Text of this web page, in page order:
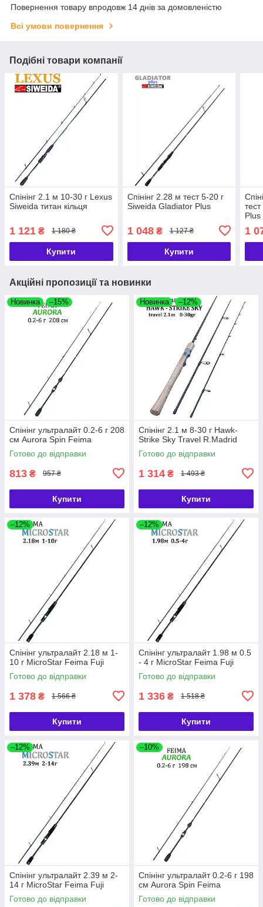
Повернення товару впродовж 14 днів за домовленістю
Всі умови повернення
Подібні товари компанії
Спінінг 2.1 м 10-30 г Lexus
Siweida титан кільця
1 121 ₴ 1 180 ₴
Купити
Спінінг 2.28 м тест 5-20 г
Siweida Gladiator Plus
1 048₴ 1 127 ₴
Купити
Plus
1
Акційні пропозиції та новинки
Новинка –15%
Спінінг ультралайт 0.2-6 г 208
см Aurora Spin Feima
Готово до відправки
813 ₴ 957 ₴
Купити
Новинка –12%
Спінінг 2.1 м 8-30 г Hawk-
Strike Sky Travel R.Madrid
Готово до відправки
1 314 ₴ 1 493 ₴
Купити
–12%
Спінінг ультралайт 2.18 м 1-
10 г MicroStar Feima Fuji
Готово до відправки
1 378 ₴ 1 566 ₴
Купити
–12%
Спінінг ультралайт 1.98 м 0.5
- 4 г MicroStar Feima Fuji
Готово до відправки
1 336 ₴ 1 518 ₴
Купити
–12%
Спінінг ультралайт 2.39 м 2-
14 г MicroStar Feima Fuji
Готово до відправки
–10%
Спінінг ультралайт 0.2-6 г 198
см Aurora Spin Feima
Готово до відправки